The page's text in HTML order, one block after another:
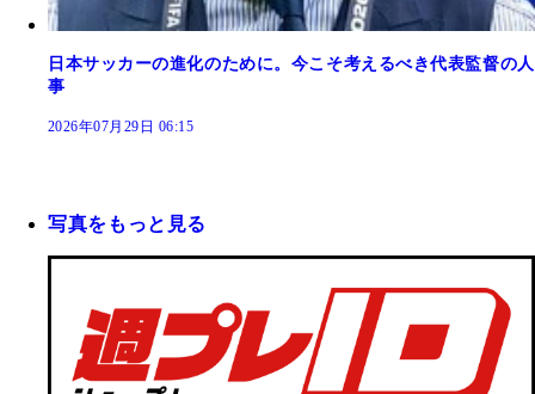
日本サッカーの進化のために。今こそ考えるべき代表監督の人
事
2026年07月29日 06:15
写真をもっと見る